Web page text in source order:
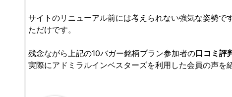
サイトのリニューアル前には考えられない強気な姿勢で
ただけです。
残念ながら上記の10バガー銘柄プラン参加者の口コミ評
実際にアドミラルインベスターズを利用した会員の声を